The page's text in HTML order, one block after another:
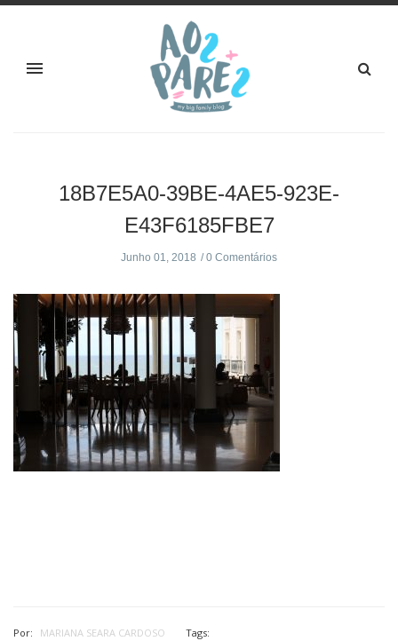
18B7E5A0-39BE-4AE5-923E-
E43F6185FBE7
Junho 01, 2018 0 Comentários
Por: MARIANA SEARA CARDOSO Tags: